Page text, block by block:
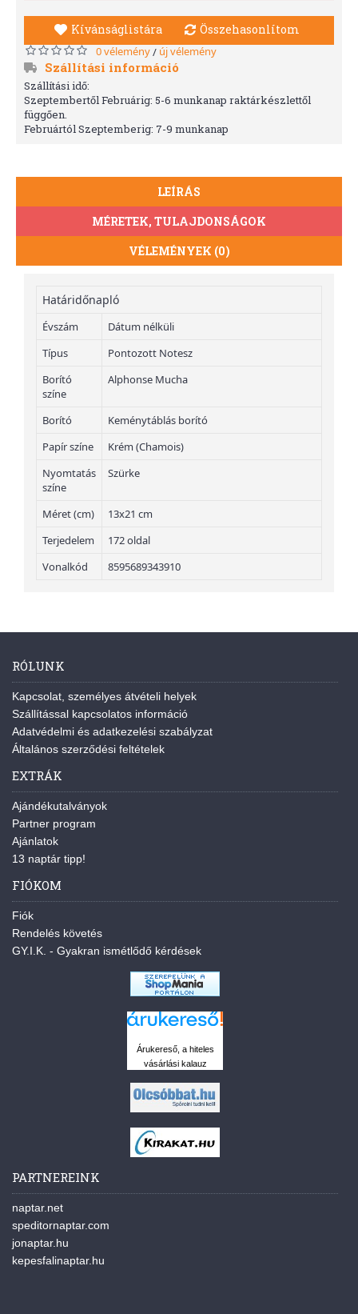
Kívánságlistára Összehasonlítom
0 vélemény/ új vélemény
Szállítási információ
Szállítási idő:
Szeptembertől Februárig: 5-6 munkanap raktárkészlettől
függően.
Februártól Szeptemberig: 7-9 munkanap
LEÍRÁS
MÉRETEK, TULAJDONSÁGOK
VÉLEMÉNYEK (0)
Határidőnapló
Évszám
Dátum nélküli
Típus
Pontozott Notesz
Borító
színe
Alphonse Mucha
Borító
Keménytáblás borító
Papír színe
Krém (Chamois)
Nyomtatás
színe
Szürke
Méret (cm)
13x21 cm
Terjedelem
172 oldal
Vonalkód
8595689343910
RÓLUNK
Kapcsolat, személyes átvételi helyek
Szállítással kapcsolatos információ
Adatvédelmi és adatkezelési szabályzat
Általános szerződési feltételek
EXTRÁK
Ajándékutalványok
Partner program
Ajánlatok
13 naptár tipp!
FIÓKOM
Fiók
Rendelés követés
GY.I.K. - Gyakran ismétlődő kérdések
Árukereső, a hiteles
vásárlási kalauz
PARTNEREINK
naptar.net
speditornaptar.com
jonaptar.hu
kepesfalinaptar.hu